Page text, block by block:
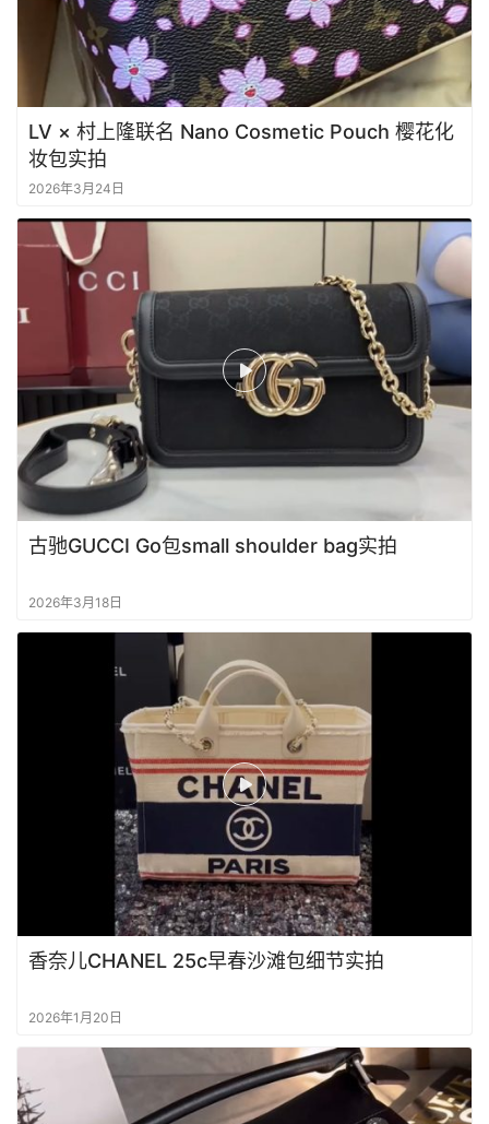
LV × 村上隆联名 Nano Cosmetic Pouch 樱花化
妆包实拍
2026年3月24日
古驰GUCCI Go包small shoulder bag实拍
2026年3月18日
香奈儿CHANEL 25c早春沙滩包细节实拍
2026年1月20日